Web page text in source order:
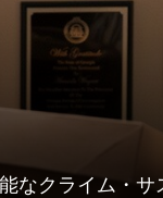
なクライム・サ